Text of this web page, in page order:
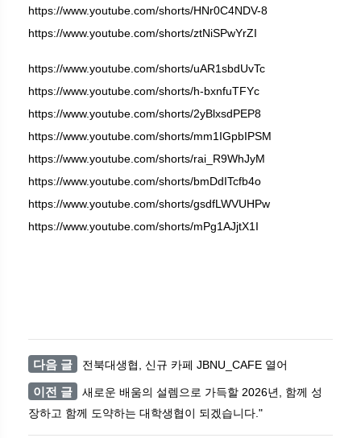
https://www.youtube.com/shorts/HNr0C4NDV-8
https://www.youtube.com/shorts/ztNiSPwYrZI
https://www.youtube.com/shorts/uAR1sbdUvTc
https://www.youtube.com/shorts/h-bxnfuTFYc
https://www.youtube.com/shorts/2yBlxsdPEP8
https://www.youtube.com/shorts/mm1IGpbIPSM
https://www.youtube.com/shorts/rai_R9WhJyM
https://www.youtube.com/shorts/bmDdITcfb4o
https://www.youtube.com/shorts/gsdfLWVUHPw
https://www.youtube.com/shorts/mPg1AJjtX1I
다음 글 전북대생협, 신규 카페 JBNU_CAFE 열어
이전 글
새로운 배움의 설렘으로 가득할 2026년, 함께 성
장하고 함께 도약하는 대학생협이 되겠습니다."